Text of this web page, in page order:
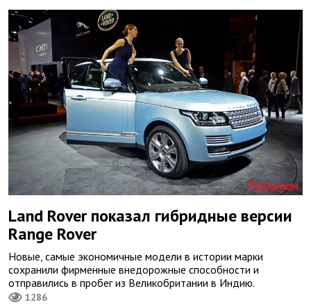
Land Rover показал гибридные версии
Range Rover
Новые, самые экономичные модели в истории марки
сохранили фирменные внедорожные способности и
отправились в пробег из Великобритании в Индию.
1286